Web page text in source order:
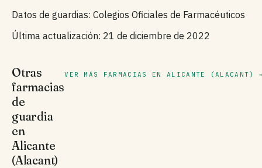
Datos de guardias: Colegios Oficiales de Farmacéuticos
Última actualización: 21 de diciembre de 2022
Otras
farmacias
de
guardia
en
Alicante
(Alacant)
VER MÁS FARMACIAS EN ALICANTE (ALACANT)